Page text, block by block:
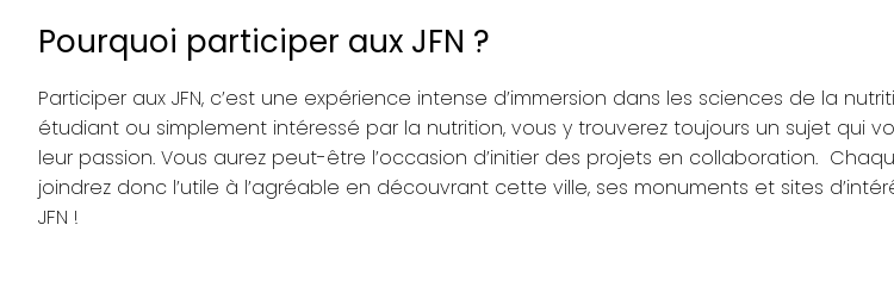
Pourquoi participer aux JFN ?
Participer aux JFN, c’est une expérience intense d’immersion dans les sciences de la
étudiant ou simplement intéressé par la nutrition, vous y trouverez toujours un sujet qui
leur passion. Vous aurez peut-être l’occasion d’initier des projets en collaboration.
joindrez donc l’utile à l’agréable en découvrant cette ville, ses monuments et sites
JFN !